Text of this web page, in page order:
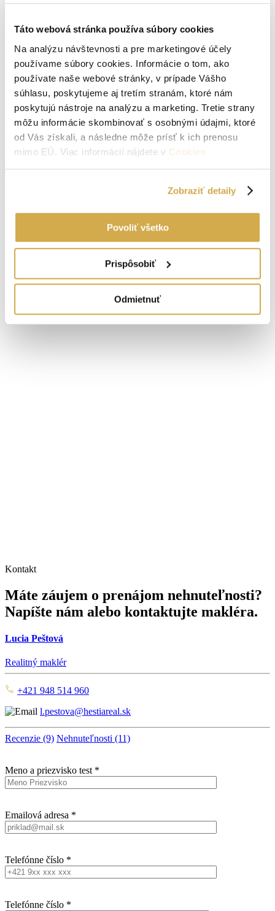
Táto webová stránka používa súbory cookies
Na analýzu návštevnosti a pre marketingové účely
používame súbory cookies. Informácie o tom, ako
používate naše webové stránky, v prípade Vášho
súhlasu, poskytujeme aj tretím stranám, ktoré nám
poskytujú nástroje na analýzu a marketing. Tretie strany
môžu informácie skombinovať s osobnými údajmi, ktoré
od Vás získali, a následne môže prísť k ich prenosu
mimo EÚ. Viac informácií nájdete v Cookies
podmienkach.
Zobraziť detaily
Povoliť všetko
Prispôsobiť
Odmietnuť
Lokalita:Brezová pod Bradlom
Počet izieb:1
Podpivničený:
Áno
Internet:áno
Vlastníctvo:osobné
Energetický certifikát: Nemá
Zobraziť viac informácií
https://maps.app.goo.gl/2tt5L9x3BGfeiVk76
Kontakt
Máte záujem o prenájom nehnuteľnosti?
Napíšte nám alebo kontaktujte makléra.
Lucia Peštová
Realitný maklér
+421 948 514 960
l.pestova@hestiareal.sk
Recenzie (9) Nehnuteľnosti (11)
Meno a priezvisko test *
Emailová adresa *
Telefónne číslo *
Telefónne číslo *